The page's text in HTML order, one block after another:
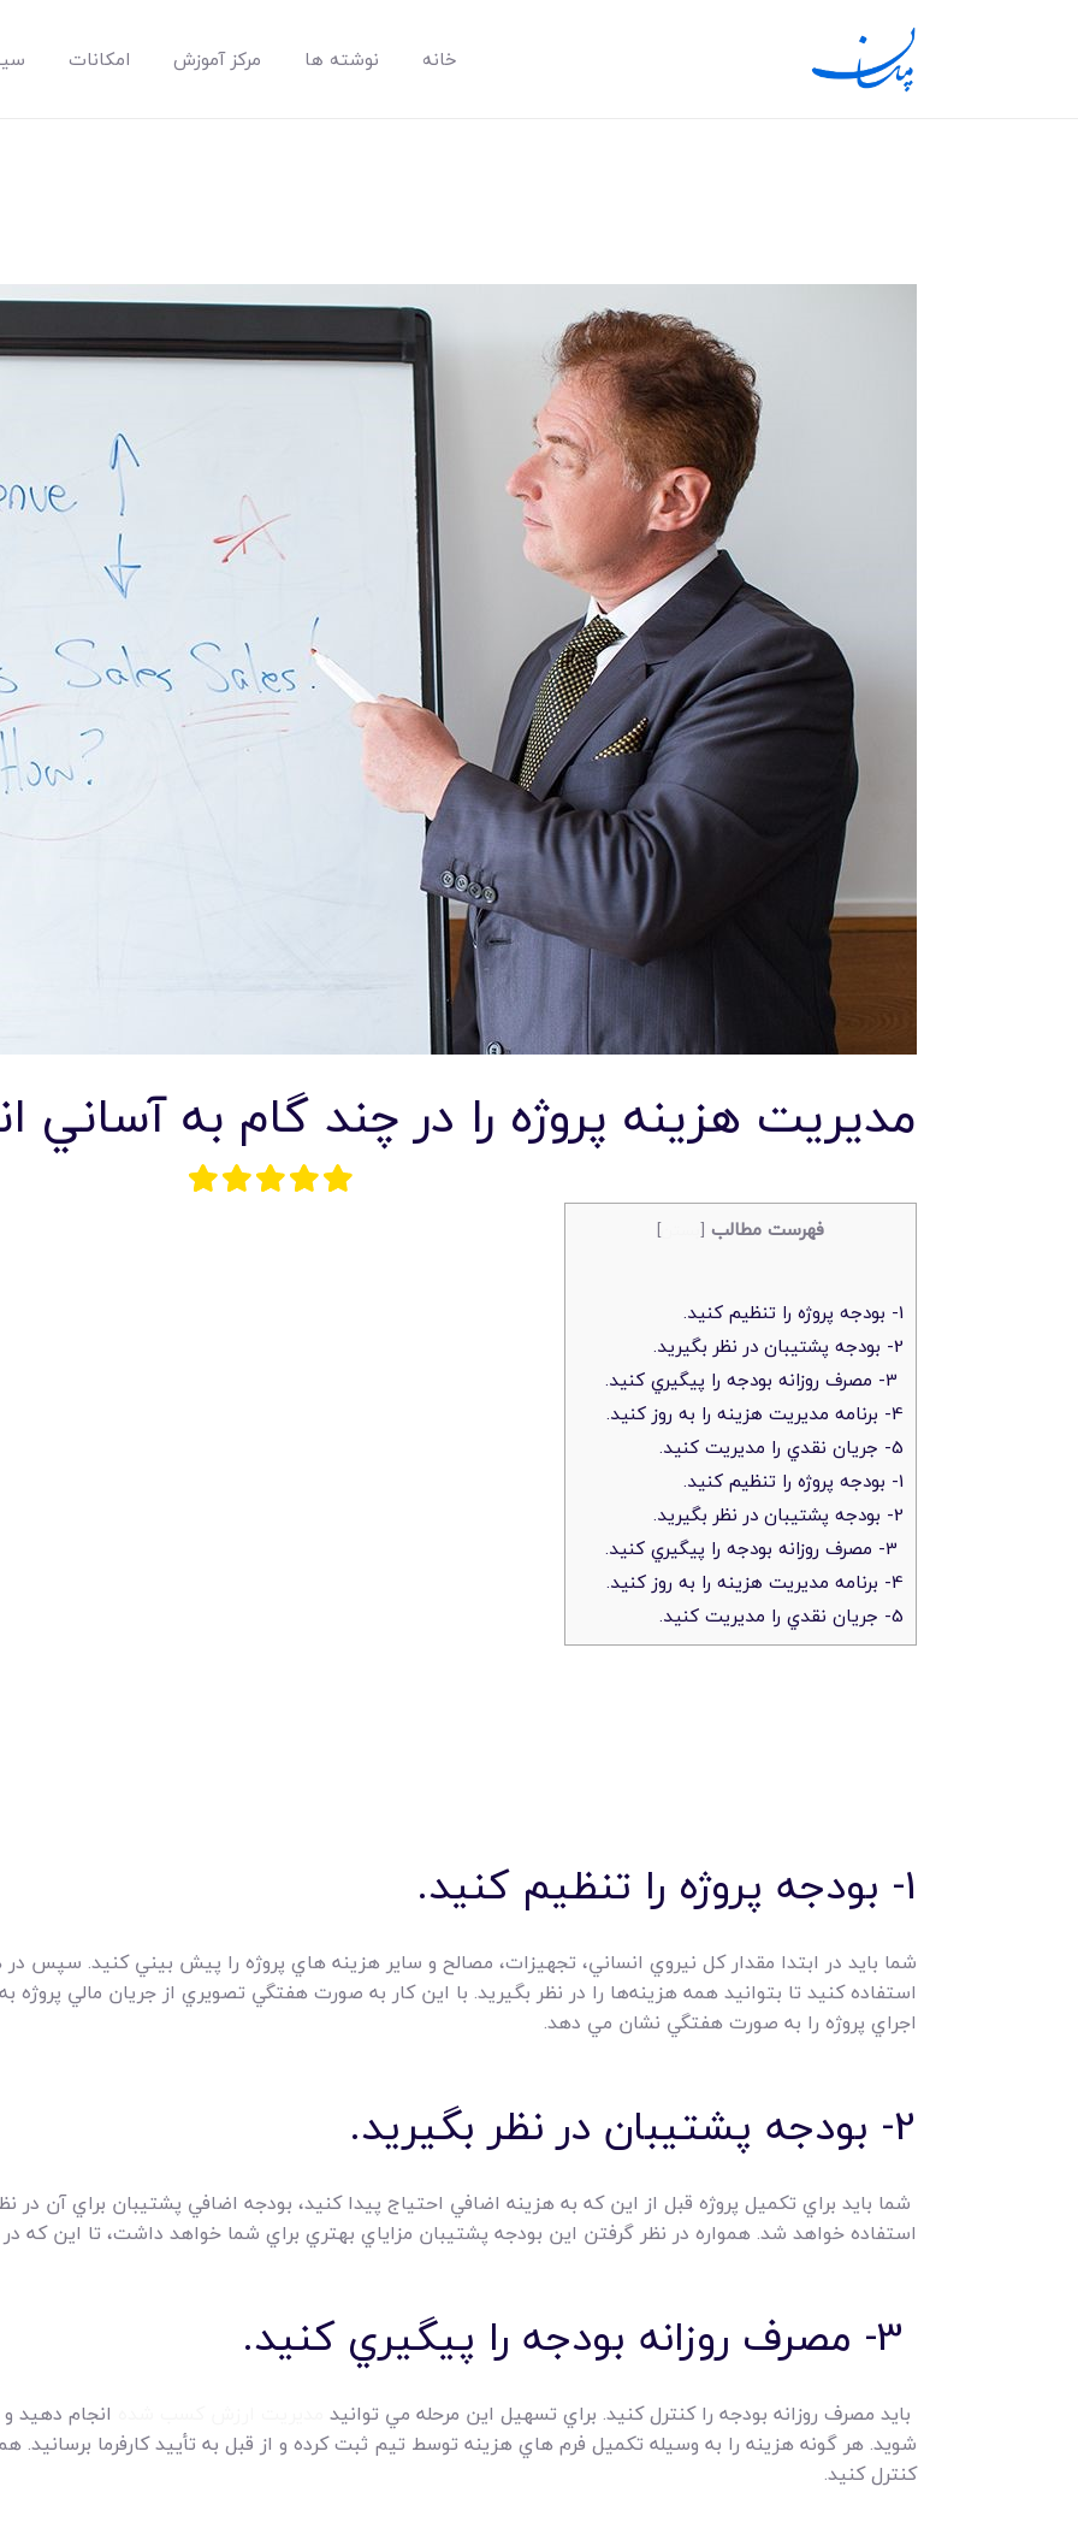
خانه نوشته ها مرکز آموزش امکانات
خانه
مرکز آموزش
امکانات
سیستم ها
لیست قیمت محصولات
مديريت هزينه پروژه را در چند گام به آساني
فهرست مطالب [ بستن]
1- بودجه پروژه را تنظيم کنيد.
2- بودجه پشتيبان در نظر بگيريد.
4- برنامه مديريت هزينه را به روز کنيد.
5- جريان نقدي را مديريت کنيد.
1- بودجه پروژه را تنظيم کنيد.
2- بودجه پشتيبان در نظر بگيريد.
4- برنامه مديريت هزينه را به روز کنيد.
5- جريان نقدي را مديريت کنيد.
1- بودجه پروژه را تنظيم کنيد.
شما بايد در ابتدا مقدار کل نيروي انساني، تجهيزات، مصالح و ساير هزينه هاي پروژه را پيش بيني کنيد. سپس در
استفاده کنيد تا بتوانيد همه هزينه‌ها را در نظر بگيريد. با اين کار به صورت هفتگي تصويري از جريان مالي پروژه
اجراي پروژه را به صورت هفتگي نشان مي دهد.
2- بودجه پشتيبان در نظر بگيريد.
شما بايد براي تکميل پروژه قبل از اين که به هزينه اضافي احتياج پيدا کنيد، بودجه اضافي پشتيبان براي آن در
استفاده خواهد شد. همواره در نظر گرفتن اين بودجه پشتيبان مزاياي بهتري براي شما خواهد داشت، تا اين که در
بايد مصرف روزانه بودجه را کنترل کنيد. براي تسهيل اين مرحله مي توانيد انجام دهيد و
شويد. هر گونه هزينه را به وسيله تکميل فرم هاي هزينه توسط تيم ثبت کرده و از قبل به تأييد کارفرما برسانيد.
کنترل کنيد.